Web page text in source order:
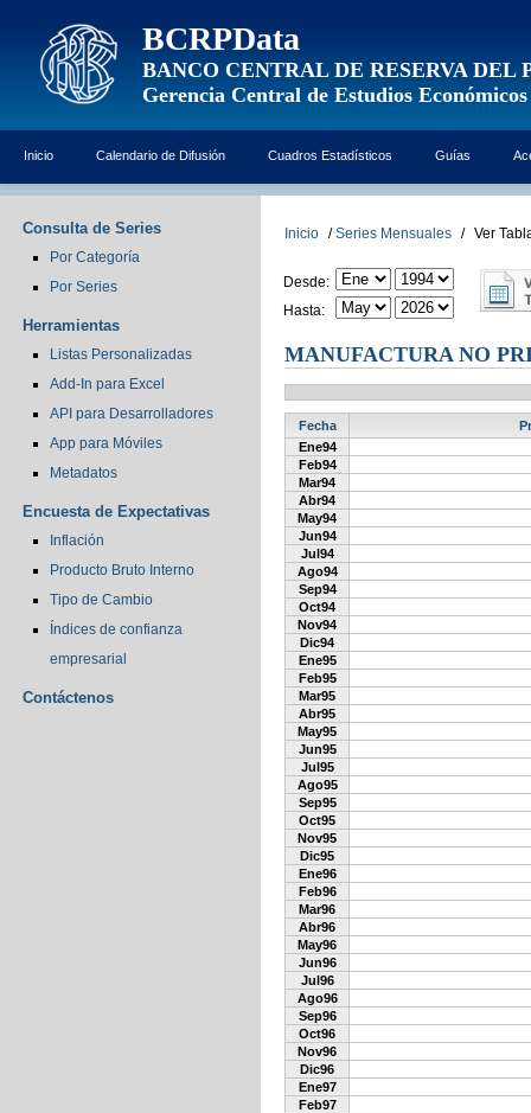
BCRPData
BANCO CENTRAL DE RESERVA DEL
Gerencia Central de Estudios Económicos
Inicio Calendario de Difusión Cuadros Estadísticos Guías
Consulta de Series
Por Categoría
Por Series
Herramientas
Listas Personalizadas
Add-In para Excel
API para Desarrolladores
App para Móviles
Metadatos
Encuesta de Expectativas
Inflación
Producto Bruto Interno
Tipo de Cambio
Índices de confianza
empresarial
Contáctenos
Inicio / Series Mensuales / Ver
Desde:
Hasta:
MANUFACTURA NO
Fecha
Ene94
Feb94
Mar94
Abr94
May94
Jun94
Jul94
Ago94
Sep94
Oct94
Nov94
Dic94
Ene95
Feb95
Mar95
Abr95
May95
Jun95
Jul95
Ago95
Sep95
Oct95
Nov95
Dic95
Ene96
Feb96
Mar96
Abr96
May96
Jun96
Jul96
Ago96
Sep96
Oct96
Nov96
Dic96
Ene97
Feb97